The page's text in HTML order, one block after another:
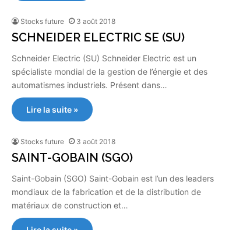
Stocks future 3 août 2018
SCHNEIDER ELECTRIC SE (SU)
Schneider Electric (SU) Schneider Electric est un
spécialiste mondial de la gestion de l’énergie et des
automatismes industriels. Présent dans…
Lire la suite »
Stocks future 3 août 2018
SAINT-GOBAIN (SGO)
Saint-Gobain (SGO) Saint-Gobain est l’un des leaders
mondiaux de la fabrication et de la distribution de
matériaux de construction et…